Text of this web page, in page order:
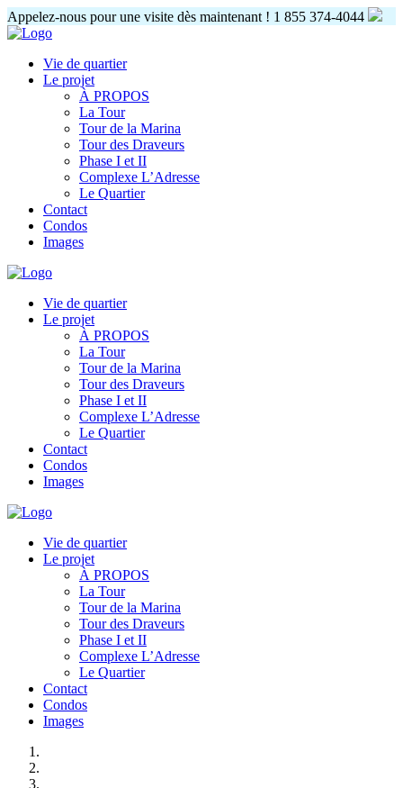
Appelez-nous pour une visite dès maintenant ! 1 855 374-4044
Vie de quartier
Le projet
À PROPOS
La Tour
Tour de la Marina
Tour des Draveurs
Phase I et II
Complexe L’Adresse
Le Quartier
Contact
Condos
Images
Vie de quartier
Le projet
À PROPOS
La Tour
Tour de la Marina
Tour des Draveurs
Phase I et II
Complexe L’Adresse
Le Quartier
Contact
Condos
Images
Vie de quartier
Le projet
À PROPOS
La Tour
Tour de la Marina
Tour des Draveurs
Phase I et II
Complexe L’Adresse
Le Quartier
Contact
Condos
Images